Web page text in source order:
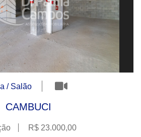
/ Salão
CAMBUCI
R$ 23.000,00